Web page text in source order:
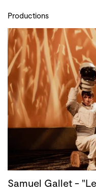
Productions
Samuel Gallet -